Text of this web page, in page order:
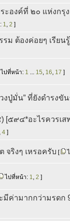
ะองค์ที่ ๒๐ แห่งกรุง
1, 2 ]
ม ต้องค่อยๆ เรียน
ไปที่หน้า: 1 ... 15, 16, 17 ]
ปู่มั่น” ที่ยังดำรงขั
[๕๙๔*อะไรควรเส
, 4 ]
จริงๆ เหรอครับ [
ไปที่หน้า: 1, 2 ]
มีค่ามากกว่ามรดก